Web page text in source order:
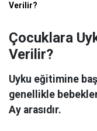
Verilir?
Çocuklara
Verilir?
Uyku eğitimine
genellikle
Ay arasıdır.